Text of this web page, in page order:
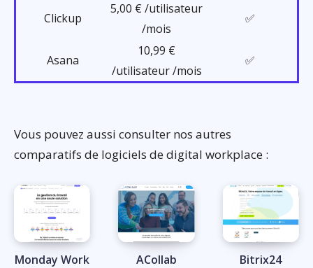
Clickup
5,00 € /utilisateur
/mois
✅
Asana
10,99 €
/utilisateur /mois
✅
Vous pouvez aussi consulter nos autres
comparatifs de logiciels de digital workplace :
Monday Work
ACollab Bitrix24